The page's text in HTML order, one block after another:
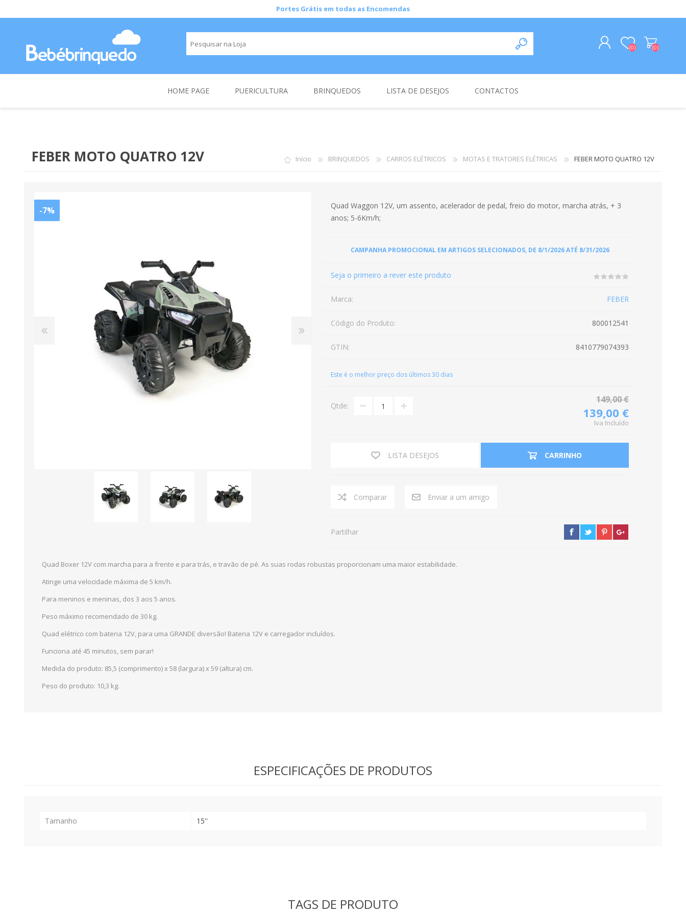
Portes Grátis em todas as Encomendas
(0) (0)
HOME PAGE PUERICULTURA BRINQUEDOS
BICICLETAS CRIANÇA
BRINQUEDOS DE BEBÉ
BRINQUEDOS DE MENINO
PUZZLES E JOGOS
LISTA DE DESEJOS CONTACTOS
Início BRINQUEDOS CARROS ELÉTRICOS MOTAS E TRATORES ELÉTRICAS FEBER MOTO QUATRO 12V
FEBER MOTO QUATRO 12V
-7%
Quad Waggon 12V, um assento, acelerador de pedal, freio do motor, marcha atrás, + 3
anos; 5-6Km/h;
CAMPANHA PROMOCIONAL EM ARTIGOS SELECIONADOS, DE 8/1/2026 ATÉ 8/31/2026
Seja o primeiro a rever este produto
Marca: FEBER
Código do Produto: 800012541
GTIN: 8410779074393
Este é o melhor preço dos últimos 30 dias
149,00 €
139,00 €
Iva Incluído
Qtde:
LISTA DESEJOS CARRINHO
Partilhar
Quad Boxer 12V com marcha para a frente e para trás, e travão de pé. As suas rodas robustas proporcionam uma maior estabilidade.
Atinge uma velocidade máxima de 5 km/h.
Para meninos e meninas, dos 3 aos 5 anos.
Peso máximo recomendado de 30 kg.
Quad elétrico com bateria 12V, para uma GRANDE diversão! Bateria 12V e carregador incluídos.
Funciona até 45 minutos, sem parar!
Medida do produto: 85,5 (comprimento) x 58 (largura) x 59 (altura) cm.
Peso do produto: 10,3 kg.
ESPECIFICAÇÕES DE PRODUTOS
Tamanho 15''
TAGS DE PRODUTO